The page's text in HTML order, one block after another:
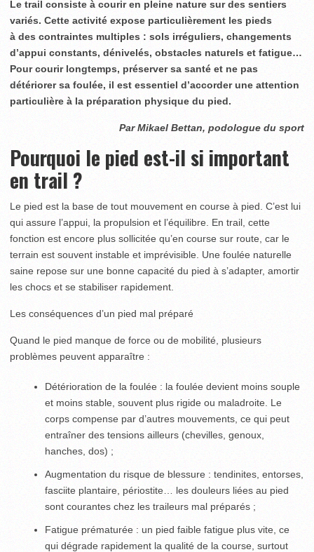
Le trail consiste à courir en pleine nature sur des sentiers
variés. Cette activité expose particulièrement les pieds
à des contraintes multiples : sols irréguliers, changements
d’appui constants, dénivelés, obstacles naturels et fatigue…
Pour courir longtemps, préserver sa santé et ne pas
détériorer sa foulée, il est essentiel d’accorder une attention
particulière à la préparation physique du pied.
Par Mikael Bettan, podologue du sport
Pourquoi le pied est-il si important
en trail ?
Le pied est la base de tout mouvement en course à pied. C’est lui
qui assure l’appui, la propulsion et l’équilibre. En trail, cette
fonction est encore plus sollicitée qu’en course sur route, car le
terrain est souvent instable et imprévisible. Une foulée naturelle
saine repose sur une bonne capacité du pied à s’adapter, amortir
les chocs et se stabiliser rapidement.
Les conséquences d’un pied mal préparé
Quand le pied manque de force ou de mobilité, plusieurs
problèmes peuvent apparaître :
Détérioration de la foulée : la foulée devient moins souple
et moins stable, souvent plus rigide ou maladroite. Le
corps compense par d’autres mouvements, ce qui peut
entraîner des tensions ailleurs (chevilles, genoux,
hanches, dos) ;
Augmentation du risque de blessure : tendinites, entorses,
fasciite plantaire, périostite… les douleurs liées au pied
sont courantes chez les traileurs mal préparés ;
Fatigue prématurée : un pied faible fatigue plus vite, ce
qui dégrade rapidement la qualité de la course, surtout